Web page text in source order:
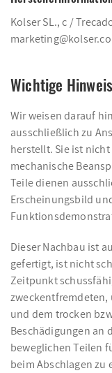
Kolser SL., c /
Wichtige
Wir weisen darauf
ausschließlich zu
herstellt. Sie ist
mechanische
Teile dienen
Erscheinungsbild
Dieser Nachbau ist
gefertigt, ist nicht
Zeitpunkt
zweckentfremdeten,
und dem trocken
Beschädigungen an
beweglichen Teilen
beim Abschlagen